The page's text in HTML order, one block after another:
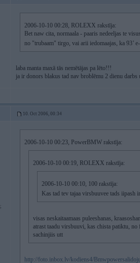
2006-10-10 00:28, ROLEXX rakstīja:
Bet naw cita, normaala - paaris nedeeljas te
no "trubaam" tirgo, vai arii iedomaajas, ka 93’
laba manta maxā tās nemētājas pa lēto!!!
ja ir donors blakus tad nav broblēmu 2 dienu darbs
10. Oct 2006, 00:34
2006-10-10 00:23, PowerBMW rakstīja:
2006-10-10 00:19, ROLEXX rakstīja:
2006-10-10 00:10, 100 rakstīja:
Kas tad tev tajaa virsbuuvee tads iipash
visas neskaitaamaas puleeshanas,
atrast taadu virsbuuvi, kas chista patiktu,
sachinjiis utt
http://foto.inbox.lv/kodiens4/